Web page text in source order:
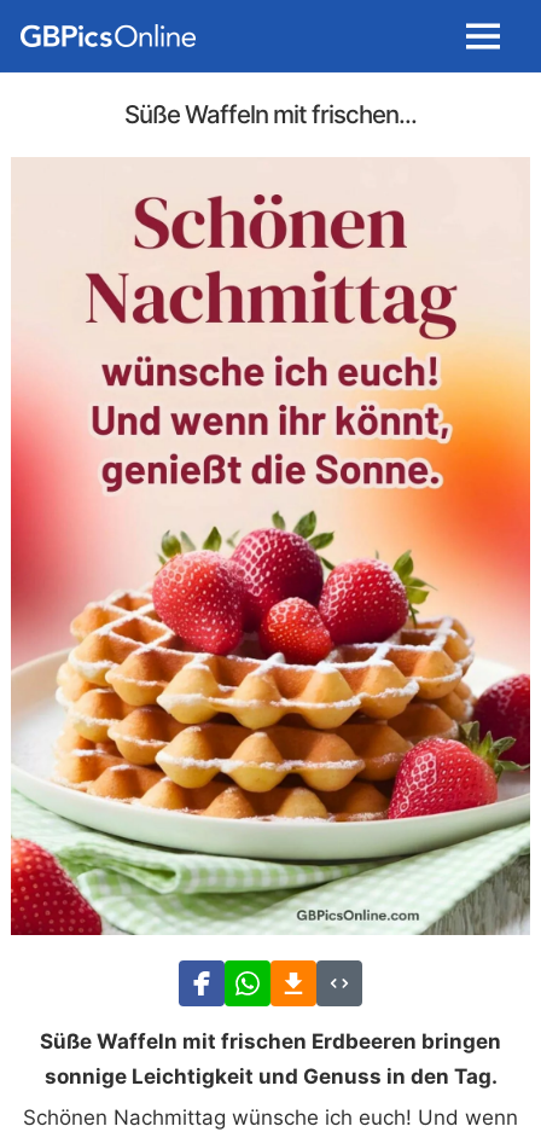
Menu
Süße Waffeln mit frischen...
Süße Waffeln mit frischen Erdbeeren bringen
sonnige Leichtigkeit und Genuss in den Tag.
Schönen Nachmittag wünsche ich euch! Und wenn